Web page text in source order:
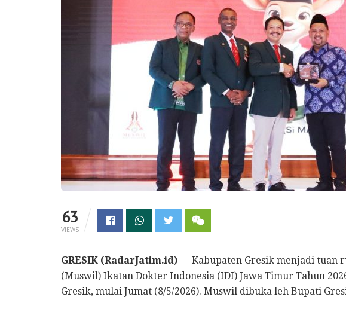
63
VIEWS
GRESIK (RadarJatim.id) — Kabupaten Gresik menjadi tuan
(Muswil) Ikatan Dokter Indonesia (IDI) Jawa Timur Tahun
Gresik, mulai Jumat (8/5/2026). Muswil dibuka leh Bupati